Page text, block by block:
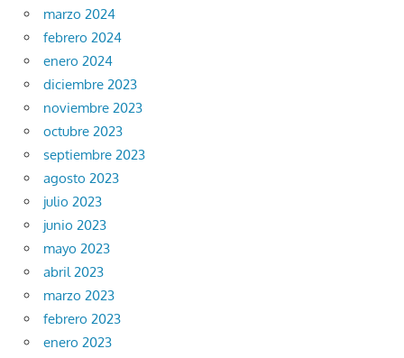
marzo 2024
febrero 2024
enero 2024
diciembre 2023
noviembre 2023
octubre 2023
septiembre 2023
agosto 2023
julio 2023
junio 2023
mayo 2023
abril 2023
marzo 2023
febrero 2023
enero 2023